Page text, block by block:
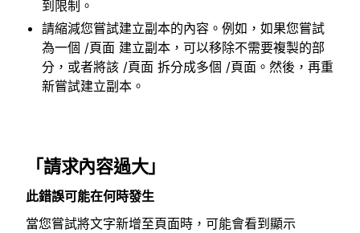
到限制。
請縮減您嘗試建立副本的內容。例如，如果您嘗試
為一個 /頁面 建立副本，可以移除不需要複製的部
分，或者將該 /頁面 拆分成多個 /頁面。然後，再重
新嘗試建立副本。
「請求內容過大」
此錯誤可能在何時發生
當您嘗試將文字新增至頁面時，可能會看到顯示